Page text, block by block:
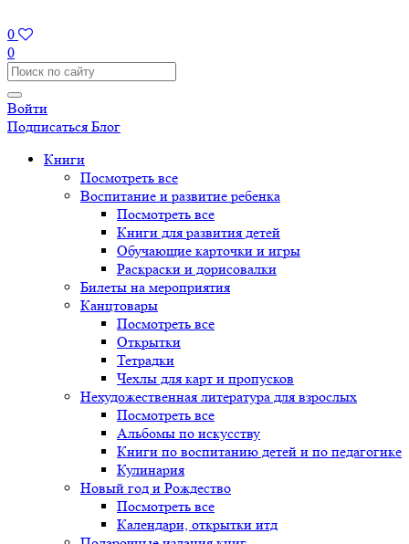
0
0
Войти
Подписаться Блог
Книги
Посмотреть все
Воспитание и развитие ребенка
Посмотреть все
Книги для развития детей
Обучающие карточки и игры
Раскраски и дорисовалки
Билеты на мероприятия
Канцтовары
Посмотреть все
Открытки
Тетрадки
Чехлы для карт и пропусков
Нехудожественная литература для взрослых
Посмотреть все
Альбомы по искусству
Книги по воспитанию детей и по педагогике
Кулинария
Новый год и Рождество
Посмотреть все
Календари, открытки итд